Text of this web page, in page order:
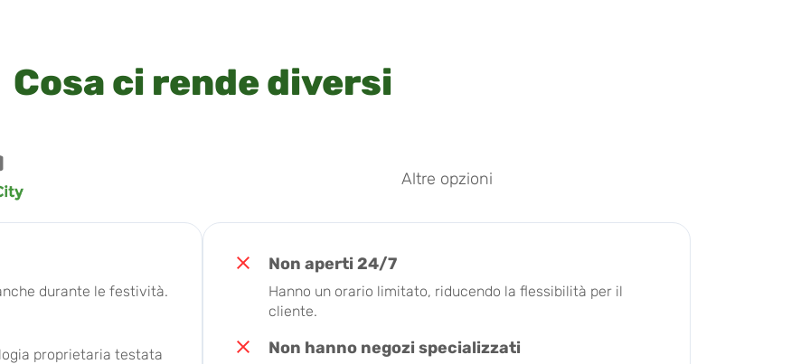
Cosa ci rende diversi
durante le festività.
proprietaria testata
Altre opzioni
Non aperti 24/7
Hanno un orario limitato, riducendo la flessibilità per il
cliente.
Non hanno negozi specializzati